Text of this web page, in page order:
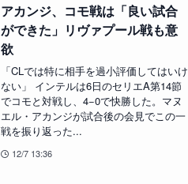
アカンジ、コモ戦は「良い試合
ができた」リヴァプール戦も意
欲
「CLでは特に相手を過小評価してはいけ
ない」 インテルは6日のセリエA第14節
でコモと対戦し、4−0で快勝した。マヌ
エル・アカンジが試合後の会見でこの一
戦を振り返った...
12/7 13:36